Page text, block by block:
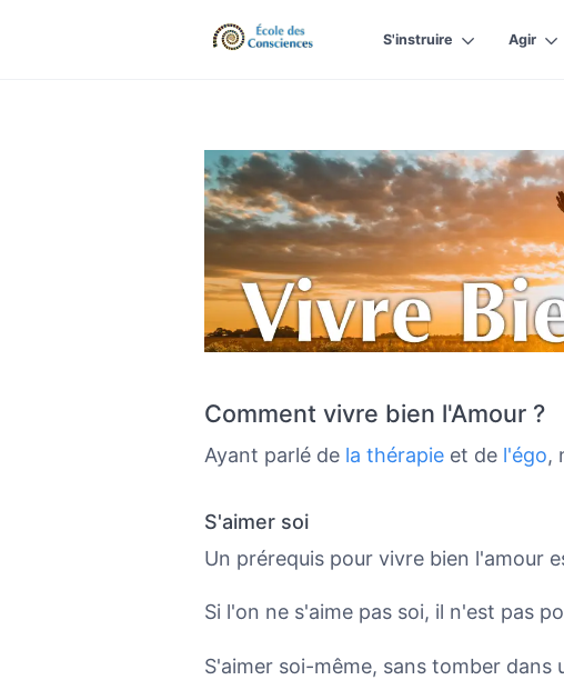
S'instruire Agir
Comment vivre bien l'Amour ?
Ayant parlé de la thérapie et de l'égo,
S'aimer soi
Un prérequis pour vivre bien l'amour
Si l'on ne s'aime pas soi, il n'est pas
S'aimer soi-même, sans tomber